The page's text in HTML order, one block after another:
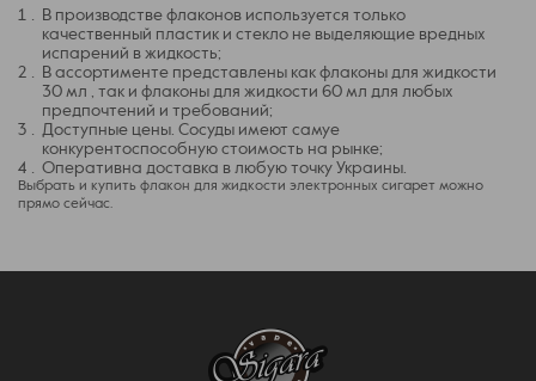
В производстве флаконов используется только
качественный пластик и стекло не выделяющие вредных
испарений в жидкость;
В ассортименте представлены как флаконы для жидкости
30 мл , так и флаконы для жидкости 60 мл для любых
предпочтений и требований;
Доступные цены. Сосуды имеют самуе
конкурентоспособную стоимость на рынке;
Оперативна доставка в любую точку Украины.
Выбрать и купить флакон для жидкости электронных сигарет можно
прямо сейчас.